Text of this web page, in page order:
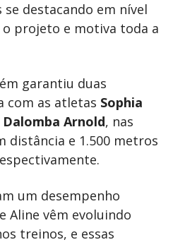
destacando em nível
projeto e motiva toda a
garantiu duas
com as atletas Sophia
Arnold, nas
distância e 1.500 metros
um desempenho
Aline vêm evoluindo
treinos, e essas